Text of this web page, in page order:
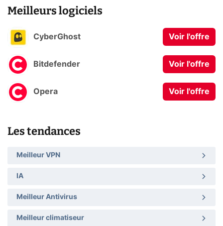
Meilleurs logiciels
CyberGhost Voir l'offre
Bitdefender Voir l'offre
Opera Voir l'offre
Les tendances
Meilleur VPN
IA
Meilleur Antivirus
Meilleur climatiseur